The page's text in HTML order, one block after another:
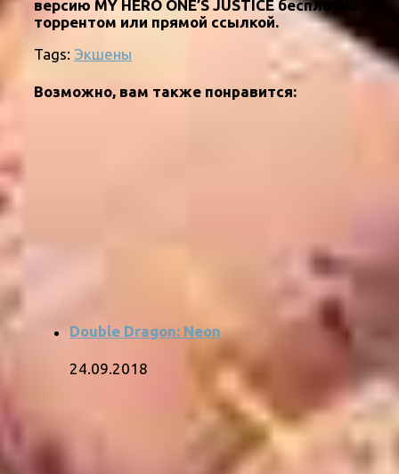
версию MY HERO ONE’S JUSTICE бесплатно
торрентом или прямой ссылкой.
Tags: Экшены
Возможно, вам также понравится:
Double Dragon: Neon
24.09.2018